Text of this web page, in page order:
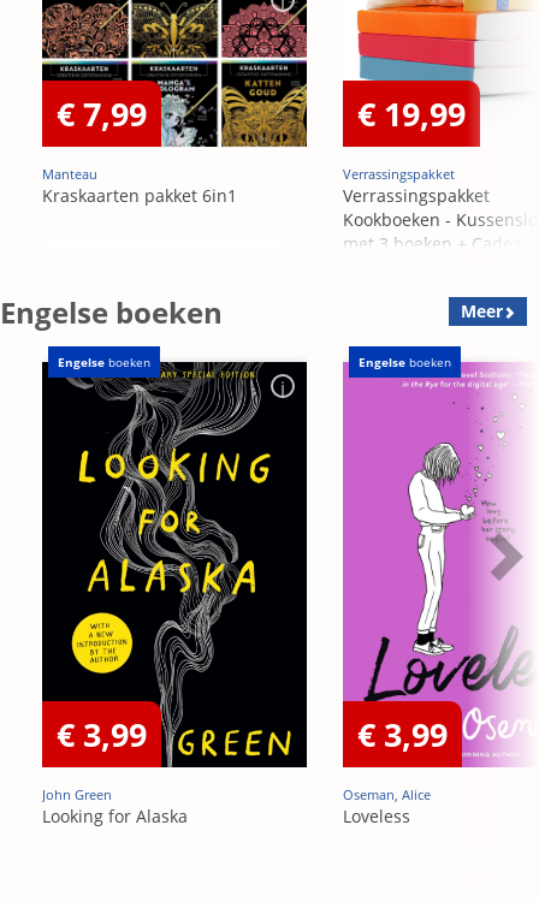
€ 7,99
Manteau
Kraskaarten pakket 6in1
€ 19,99
Verrassingspakket
Verrassingspakket
Kookboeken -
met 3 boeken + Cadeau
Engelse boeken Meer
Engelse boeken
€ 3,99
John Green
Looking for Alaska
Engelse boeken
€ 3,99
Oseman, Alice
Loveless